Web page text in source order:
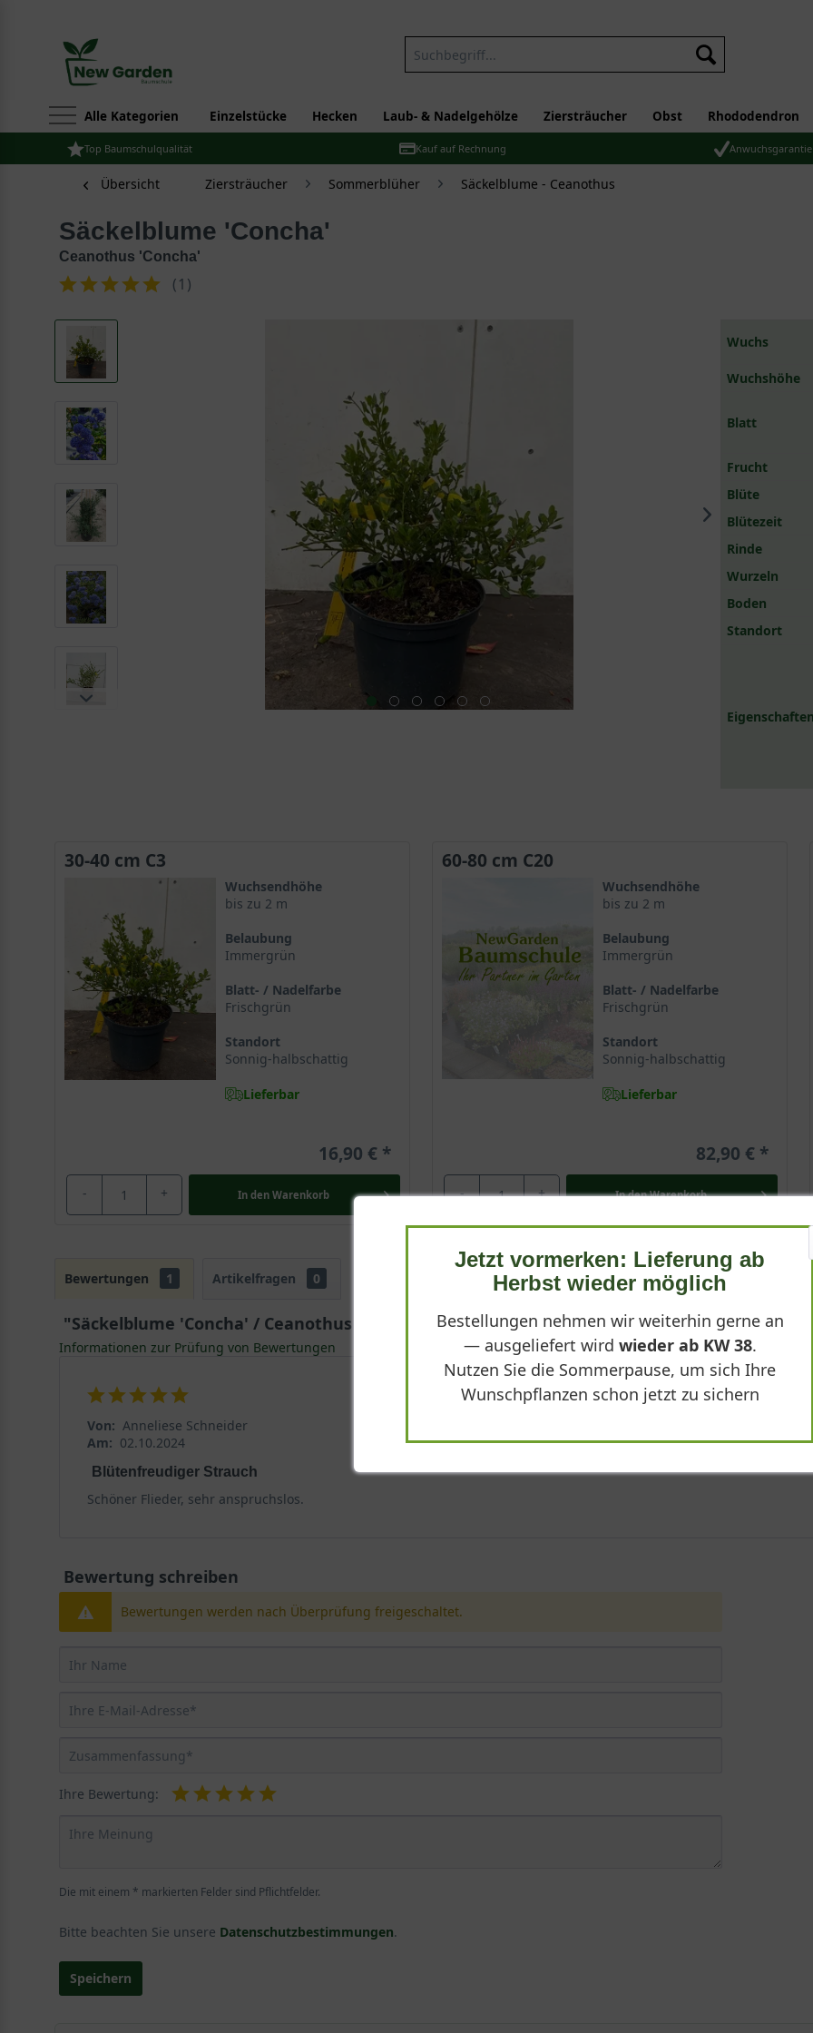
Alle Kategorien Einzelstücke Hecken Laub- & Nadelgehölze Ziersträucher Obst Rhododendron
Top Baumschulqualität Kauf auf Rechnung Anwuchsgarantie
Übersicht Ziersträucher Sommerblüher Säckelblume - Ceanothus
Säckelblume 'Concha'
Ceanothus 'Concha'
(1 )
Wuchs
Wuchshöhe
Blatt
Frucht
Blüte
Blütezeit
Rinde
Wurzeln
Boden
Standort
30-40 cm C3
Wuchsendhöhe
bis zu 2 m
Belaubung
Immergrün
Blatt- / Nadelfarbe
Frischgrün
Standort
Sonnig-halbschattig
Lieferbar
16,90 €
- + In den Warenkorb
60-80 cm C20
Wuchsendhöhe
bis zu 2 m
Belaubung
Immergrün
Blatt- / Nadelfarbe
Frischgrün
Standort
Sonnig-halbschattig
Lieferbar
82,90 €
- + In den Warenkorb
Bewertungen 1 Artikelfragen 0
"Säckelblume 'Concha' / Ceanothus 'Concha'"
Informationen zur Prüfung von Bewertungen
Von: Anneliese Schneider
Am: 02.10.2024
Blütenfreudiger Strauch
Schöner Flieder, sehr anspruchslos.
Bewertung schreiben
Bewertungen werden nach Überprüfung freigeschaltet.
Ihre Bewertung:
Die mit einem * markierten Felder sind Pflichtfelder.
Bitte beachten Sie unsere Datenschutzbestimmungen.
Speichern
Jetzt vormerken: Lieferung ab
Herbst wieder möglich
Bestellungen nehmen wir weiterhin gerne an
— ausgeliefert wird wieder ab KW 38.
Nutzen Sie die Sommerpause, um sich Ihre
Wunschpflanzen schon jetzt zu sichern